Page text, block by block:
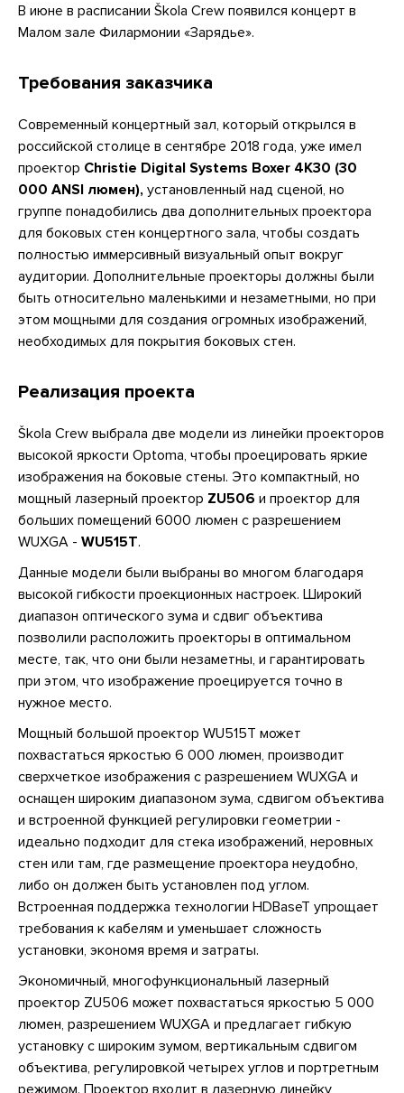
В июне в расписании Škola Crew появился концерт в
Малом зале Филармонии «Зарядье».
Требования заказчика
Современный концертный зал, который открылся в
российской столице в сентябре 2018 года, уже имел
проектор Christie Digital Systems Boxer 4K30 (30
000 ANSI люмен), установленный над сценой, но
группе понадобились два дополнительных проектора
для боковых стен концертного зала, чтобы создать
полностью иммерсивный визуальный опыт вокруг
аудитории. Дополнительные проекторы должны были
быть относительно маленькими и незаметными, но при
этом мощными для создания огромных изображений,
необходимых для покрытия боковых стен.
Реализация проекта
Škola Crew выбрала две модели из линейки проекторов
высокой яркости Optoma, чтобы проецировать яркие
изображения на боковые стены. Это компактный, но
мощный лазерный проектор ZU506 и проектор для
больших помещений 6000 люмен с разрешением
WUXGA - WU515T.
Данные модели были выбраны во многом благодаря
высокой гибкости проекционных настроек. Широкий
диапазон оптического зума и сдвиг объектива
позволили расположить проекторы в оптимальном
месте, так, что они были незаметны, и гарантировать
при этом, что изображение проецируется точно в
нужное место.
Мощный большой проектор WU515T может
похвастаться яркостью 6 000 люмен, производит
сверхчеткое изображения с разрешением WUXGA и
оснащен широким диапазоном зума, сдвигом объектива
и встроенной функцией регулировки геометрии -
идеально подходит для стека изображений, неровных
стен или там, где размещение проектора неудобно,
либо он должен быть установлен под углом.
Встроенная поддержка технологии HDBaseT упрощает
требования к кабелям и уменьшает сложность
установки, экономя время и затраты.
Экономичный, многофункциональный лазерный
проектор ZU506 может похвастаться яркостью 5 000
люмен, разрешением WUXGA и предлагает гибкую
установку с широким зумом, вертикальным сдвигом
объектива, регулировкой четырех углов и портретным
режимом. Проектор входит в лазерную линейку